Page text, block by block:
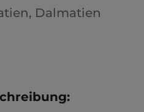
, Dalmatien
: